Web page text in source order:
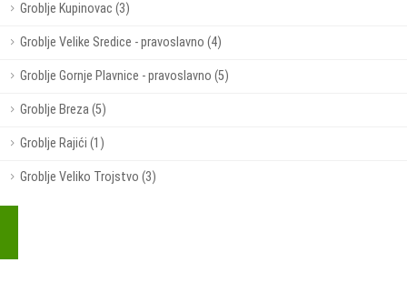
Groblje Kupinovac (3)
Groblje Velike Sredice - pravoslavno (4)
Groblje Gornje Plavnice - pravoslavno (5)
Groblje Breza (5)
Groblje Rajići (1)
Groblje Veliko Trojstvo (3)